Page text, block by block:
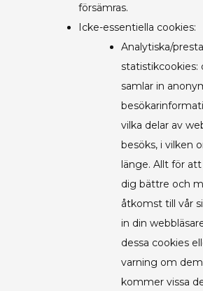
försämras.
Icke-essentiella cookies:
Analytiska/
statistikcookies:
samlar in
vilka delar av
besöks, i vilken
länge. Allt för
dig bättre och
åtkomst till vår
in din
dessa cookies
varning om
kommer vissa